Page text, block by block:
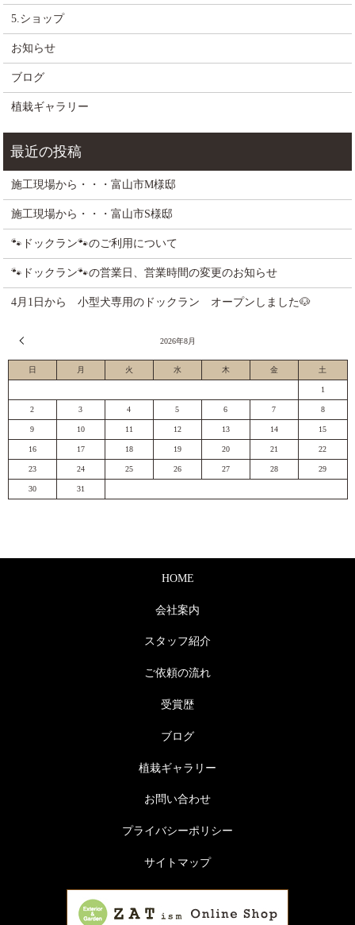
5.ショップ
お知らせ
ブログ
植栽ギャラリー
施工現場から・・・富山市M様邸
施工現場から・・・富山市S様邸
🐾ドックラン🐾のご利用について
🐾ドックラン🐾の営業日、営業時間の変更のお知らせ
4月1日から 小型犬専用のドックラン オープンしました🐶
2026年8月
日 月 火 水 木 金 土
1
2 3 4 5 6 7 8
9 10 11 12 13 14 15
16 17 18 19 20 21 22
23 24 25 26 27 28 29
30 31
HOME
会社案内
スタッフ紹介
ご依頼の流れ
受賞歴
ブログ
植栽ギャラリー
お問い合わせ
プライバシーポリシー
サイトマップ